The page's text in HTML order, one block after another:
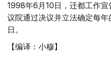
1998年6月10日，迁都工作
议院通过决议并立法确定每
日。
【编译：小穆】